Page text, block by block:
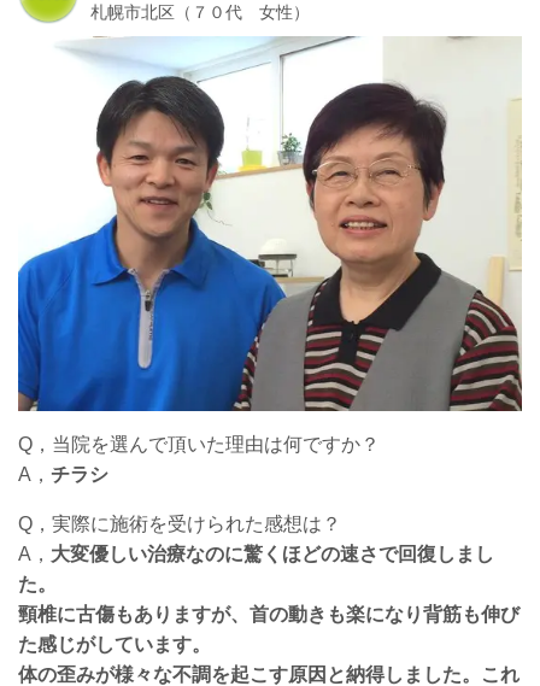
札幌市北区（７０代 女性）
Q，当院を選んで頂いた理由は何ですか？
A， チラシ
Q，実際に施術を受けられた感想は？
A， 大変優しい治療なのに驚くほどの速さで回復しまし
た。
頸椎に古傷もありますが、首の動きも楽になり背筋も伸び
た感じがしています。
体の歪みが様々な不調を起こす原因と納得しました。これ